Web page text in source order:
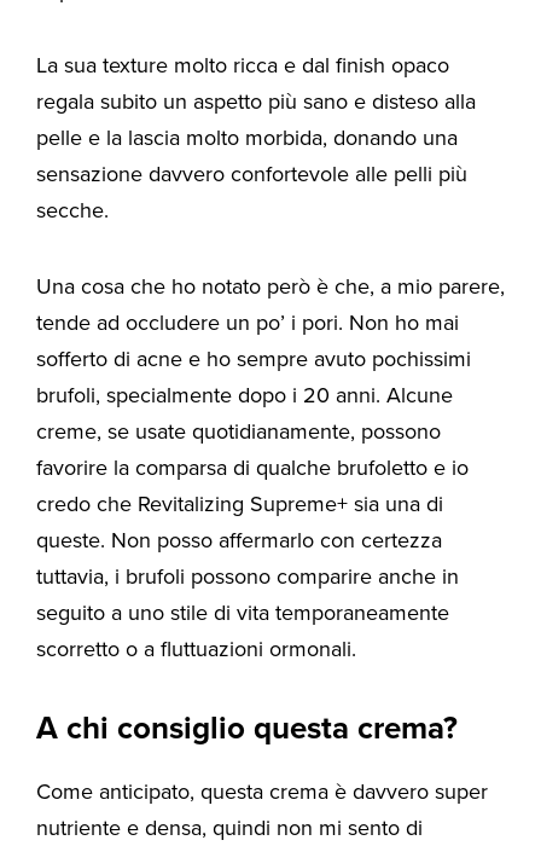
La sua texture molto ricca e dal finish opaco
regala subito un aspetto più sano e disteso alla
pelle e la lascia molto morbida, donando una
sensazione davvero confortevole alle pelli più
secche.
Una cosa che ho notato però è che, a mio parere,
tende ad occludere un po’ i pori. Non ho mai
sofferto di acne e ho sempre avuto pochissimi
brufoli, specialmente dopo i 20 anni. Alcune
creme, se usate quotidianamente, possono
favorire la comparsa di qualche brufoletto e io
credo che Revitalizing Supreme+ sia una di
queste. Non posso affermarlo con certezza
tuttavia, i brufoli possono comparire anche in
seguito a uno stile di vita temporaneamente
scorretto o a fluttuazioni ormonali.
A chi consiglio questa crema?
Come anticipato, questa crema è davvero super
nutriente e densa, quindi non mi sento di